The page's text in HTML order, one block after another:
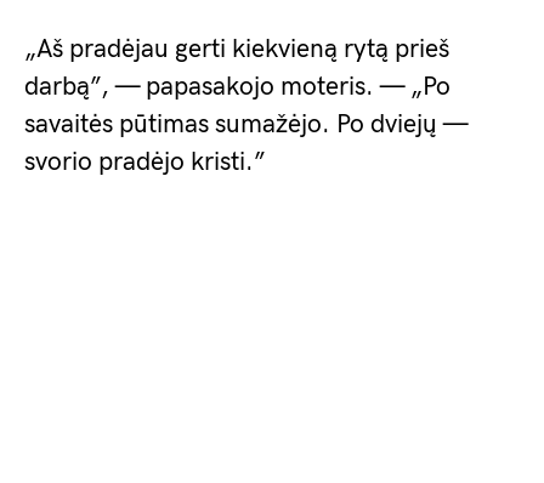
„Aš pradėjau gerti kiekvieną rytą prieš
darbą”, — papasakojo moteris. — „Po
savaitės pūtimas sumažėjo. Po dviejų —
svorio pradėjo kristi.”